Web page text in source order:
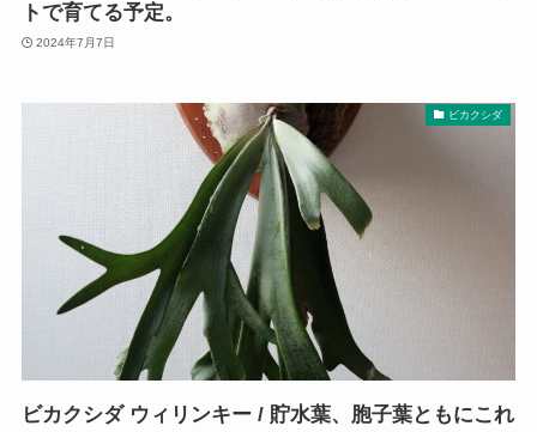
トで育てる予定。
2024年7月7日
ビカクシダ
ビカクシダ ウィリンキー / 貯水葉、胞子葉ともにこれ